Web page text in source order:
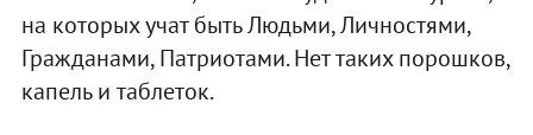
на которых учат быть Людьми, Личностями,
Гражданами, Патриотами. Нет таких порошков,
капель и таблеток.